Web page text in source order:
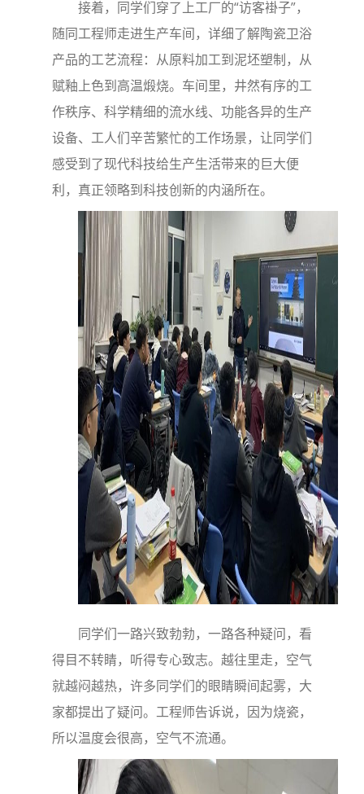
接着，同学们穿了上工厂的“访客褂子”，
随同工程师走进生产车间，详细了解陶瓷卫浴
产品的工艺流程：从原料加工到泥坯塑制，从
赋釉上色到高温煅烧。车间里，井然有序的工
作秩序、科学精细的流水线、功能各异的生产
设备、工人们辛苦繁忙的工作场景，让同学们
感受到了现代科技给生产生活带来的巨大便
利，真正领略到科技创新的内涵所在。
同学们一路兴致勃勃，一路各种疑问，看
得目不转睛，听得专心致志。越往里走，空气
就越闷越热，许多同学们的眼睛瞬间起雾，大
家都提出了疑问。工程师告诉说，因为烧瓷，
所以温度会很高，空气不流通。